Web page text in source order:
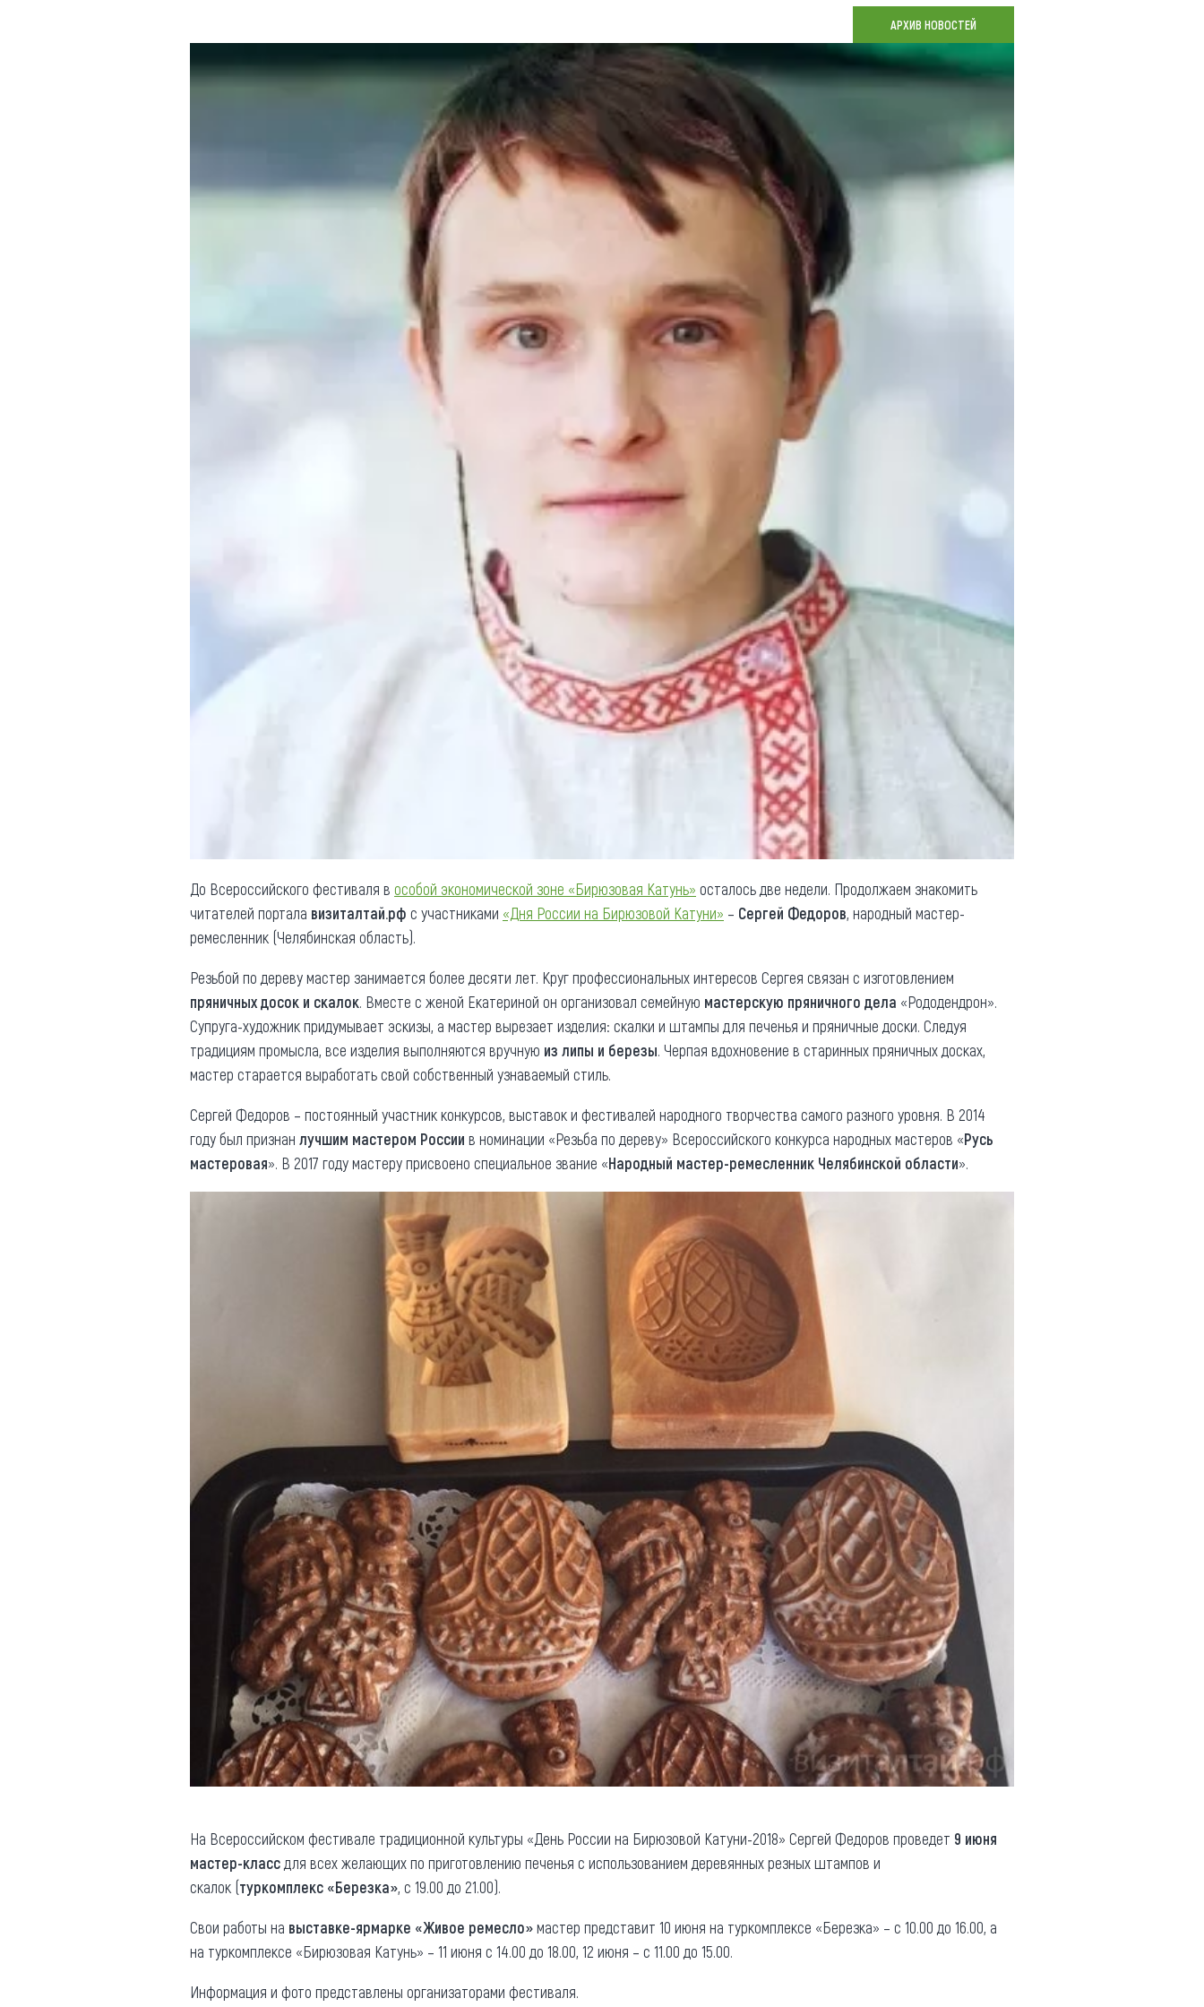
Новости
Что привезти (сувениры)
Общая информация
Как добраться
Люди, прославившие Алтай
Карты и буклеты
Коллекция впечатлений
Блог путешественника
АРХИВ НОВОСТЕЙ
До Всероссийского фестиваля в особой экономической зоне «Бирюзовая Катунь» осталось две недели. Продолжаем знакомить
читателей портала визиталтай.рф с участниками «Дня России на Бирюзовой Катуни» – Сергей Федоров, народный мастер-
ремесленник (Челябинская область).
Резьбой по дереву мастер занимается более десяти лет. Круг профессиональных интересов Сергея связан с изготовлением
пряничных досок и скалок. Вместе с женой Екатериной он организовал семейную мастерскую пряничного дела «Рододендрон».
Супруга-художник придумывает эскизы, а мастер вырезает изделия: скалки и штампы для печенья и пряничные доски. Следуя
традициям промысла, все изделия выполняются вручную из липы и березы. Черпая вдохновение в старинных пряничных досках,
мастер старается выработать свой собственный узнаваемый стиль.
Сергей Федоров – постоянный участник конкурсов, выставок и фестивалей народного творчества самого разного уровня. В 2014
году был признан лучшим мастером России в номинации «Резьба по дереву» Всероссийского конкурса народных мастеров «Русь
мастеровая». В 2017 году мастеру присвоено специальное звание «Народный мастер-ремесленник Челябинской области».
На Всероссийском фестивале традиционной культуры «День России на Бирюзовой Катуни-2018» Сергей Федоров проведет 9 июня
мастер-классдля всех желающих по приготовлению печенья с использованием деревянных резных штампов и
скалок (туркомплекс «Березка», с 19.00 до 21.00).
Свои работы на выставке-ярмарке «Живое ремесло»мастер представит 10 июня ­на туркомплексе «Березка» – с 10.00 до 16.00, а
на туркомплексе «Бирюзовая Катунь» – 11 июня с 14.00 до 18.00, 12 июня – с 11.00 до 15.00.
Информация и фото представлены организаторами фестиваля.